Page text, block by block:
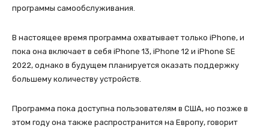
программы самообслуживания.
В настоящее время программа охватывает только iPhone, и
пока она включает в себя iPhone 13, iPhone 12 и iPhone SE
2022, однако в будущем планируется оказать поддержку
большему количеству устройств.
Программа пока доступна пользователям в США, но позже в
этом году она также распространится на Европу, говорит